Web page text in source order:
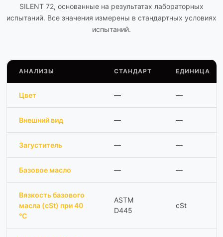
SILENT 72, основанные на результатах лабораторных
испытаний. Все значения измерены в стандартных условиях
испытаний.
АНАЛИЗЫ СТАНДАРТ ЕДИНИЦА
Цвет — —
Внешний вид — —
Загуститель — —
Базовое масло — —
Вязкость базового
масла (cSt) при 40
°C
ASTM
D445
cSt